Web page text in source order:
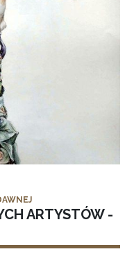
ARTYSTÓW -